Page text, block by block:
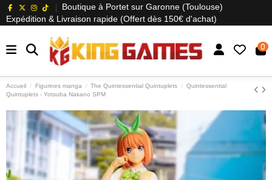
Boutique à Portet sur Garonne (Toulouse)
Expédition & Livraison rapide (Offert dès 150€ d'achat)
0
Accueil Figurines manga The Quintessential Quintuplets
Quintessential
Quintuplets - Yotsuba Nakano SPM